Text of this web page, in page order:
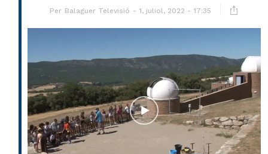
Per Balaguer Televisió 1, juliol, 2022 - 17:35